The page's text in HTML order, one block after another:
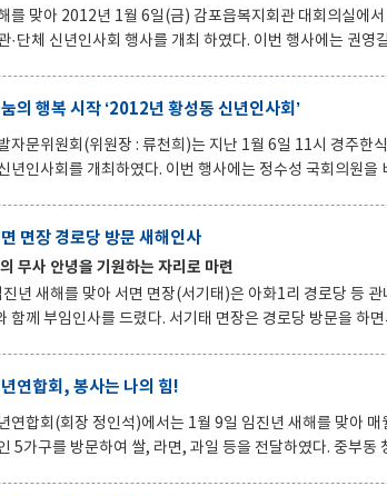
근 경로당을 직접 방문하여 라면을 전달하고 어르신들을 위로하였다. 이에 이경
아 추위만큼이나 차가워진 어려운 이
를 맞아 2012년 1월 6일(금) 감포읍복지회관 대회의실에
사회 행사를 개최 하였다. 이번 행사에는 권영길 경주시의회 경제도시위원장, 엄순섭 시의
로 오찬을 가졌다. 김영춘 시민생활국장은 신년사에서 변화를 상징하는 “龍”의 해를 맞
을 위해 최선을 다할 것을 다짐하며 참석하신 모든 분들의
두 화합과 소통함으로 더 나은 미래를
의 행복 시작 ‘2012년 황성동 신년인사회’
자문위원회(위원장 : 류천희)는 지난 1월 6일 11시 경주한
. 이번 행사에는 정수성 국회의원을 비롯한 윤병길 경주시의원, 김문일 황성동
기금으로 불우이웃돕기 성금 50만원과 향토방위 성금 50
달해 훈훈한 인심을 자랑했다. 또, 지역발전을 위해 헌신 노력한 주한옥 통장협의회장과 이
장에게 감사패를 전달하는 등 평소 강조해온 소
면장 경로당 방문 새해인사
무사 안녕을 기원하는 자리로 마련
년 새해를 맞아 서면 면장(서기태)은 아화1리 경로당 등
다. 서기태 면장은 경로당 방문을 하면서 각 부락별 숙원사항과 경로당의 불편사
합을 위하여 적극 동참 하겠다”고 화답하는 등 뜻 깊은 자리
연합회, 봉사는 나의 힘!
연합회(회장 정인석)에서는 1월 9일 임진년 새해를 맞아
방문하여 쌀, 라면, 과일 등을 전달하였다. 중부동 청년연합회는 매년 일일호프를 개최하여 그